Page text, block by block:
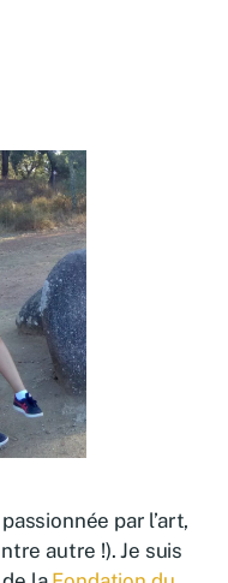
par l’art,
autre !). Je suis